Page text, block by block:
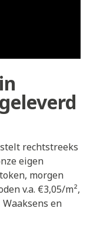
rechtstreeks
eigen
morgen
v.a. €3,05/m²,
en